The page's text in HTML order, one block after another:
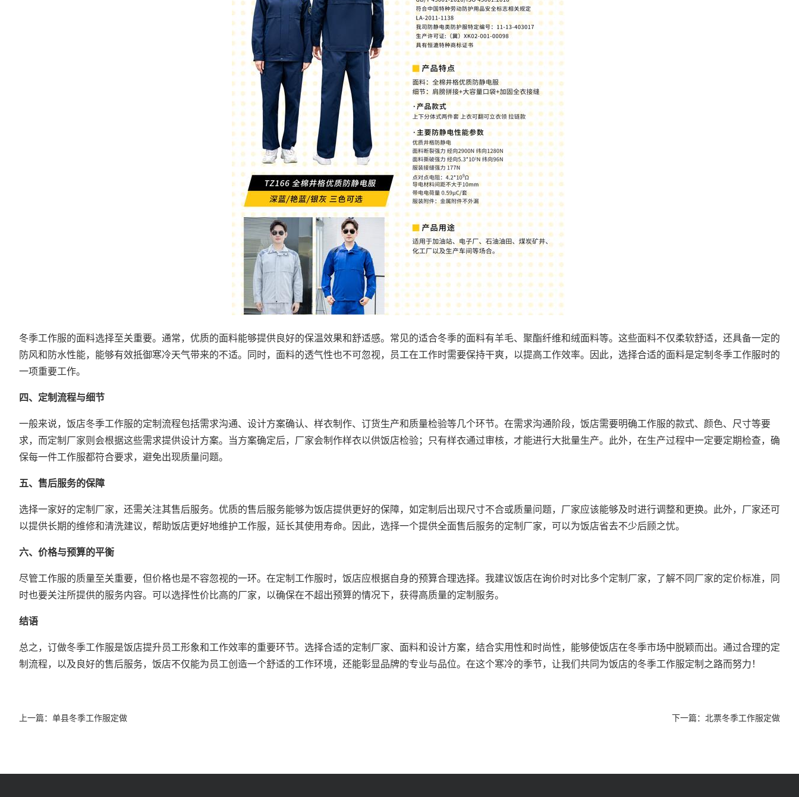
冬季工作服的面料选择至关重要。通常，优质的面料能够提供良好的保温效果和舒适感。常见的适合冬季的面料有羊毛、聚酯纤维和绒面料等。这些面料不仅柔软舒适，还具备一定的
防风和防水性能，能够有效抵御寒冷天气带来的不适。同时，面料的透气性也不可忽视，员工在工作时需要保持干爽，以提高工作效率。因此，选择合适的面料是定制冬季工作服时的
一项重要工作。
四、定制流程与细节
一般来说，饭店冬季工作服的定制流程包括需求沟通、设计方案确认、样衣制作、订货生产和质量检验等几个环节。在需求沟通阶段，饭店需要明确工作服的款式、颜色、尺寸等要
求，而定制厂家则会根据这些需求提供设计方案。当方案确定后，厂家会制作样衣以供饭店检验；只有样衣通过审核，才能进行大批量生产。此外，在生产过程中一定要定期检查，确
保每一件工作服都符合要求，避免出现质量问题。
五、售后服务的保障
选择一家好的定制厂家，还需关注其售后服务。优质的售后服务能够为饭店提供更好的保障，如定制后出现尺寸不合或质量问题，厂家应该能够及时进行调整和更换。此外，厂家还可
以提供长期的维修和清洗建议，帮助饭店更好地维护工作服，延长其使用寿命。因此，选择一个提供全面售后服务的定制厂家，可以为饭店省去不少后顾之忧。
六、价格与预算的平衡
尽管工作服的质量至关重要，但价格也是不容忽视的一环。在定制工作服时，饭店应根据自身的预算合理选择。我建议饭店在询价时对比多个定制厂家，了解不同厂家的定价标准，同
时也要关注所提供的服务内容。可以选择性价比高的厂家，以确保在不超出预算的情况下，获得高质量的定制服务。
结语
总之，订做冬季工作服是饭店提升员工形象和工作效率的重要环节。选择合适的定制厂家、面料和设计方案，结合实用性和时尚性，能够使饭店在冬季市场中脱颖而出。通过合理的定
制流程，以及良好的售后服务，饭店不仅能为员工创造一个舒适的工作环境，还能彰显品牌的专业与品位。在这个寒冷的季节，让我们共同为饭店的冬季工作服定制之路而努力！
上一篇： 单县冬季工作服定做 下一篇： 北票冬季工作服定做